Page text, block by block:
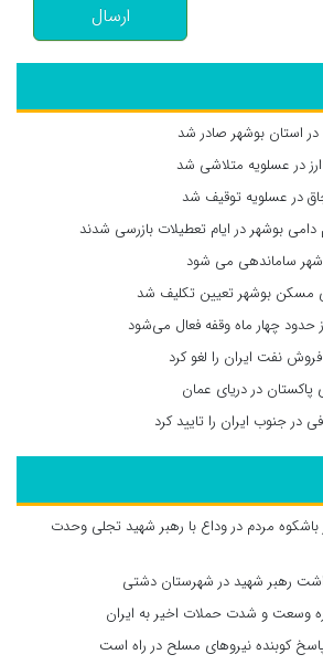
ارسال
استان بوشهر صادر شد
در عسلویه توقیف شد
دامی بوشهر در ایام تعطیلات بازرسی شدند
ساماندهی می‌ شود
مسکن بوشهر تعیین تکلیف شد
حدود چهار ماه وقفه فعال می‌شود
نفت ایران را لغو کرد
در دریای عمان
در جنوب ایران را تایید کرد
باشکوه مردم در وداع با رهبر شهید تجلی وحدت
رهبر شهید در شهرستان دشتی
وسعت و شدت حملات اخیر به ایران
کوبنده نیروهای مسلح در راه است